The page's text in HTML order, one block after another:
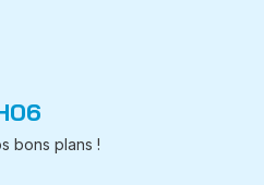
bons plans !